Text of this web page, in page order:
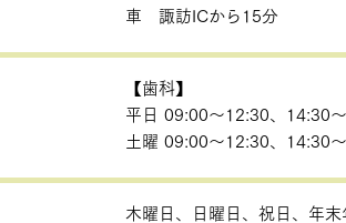
車 諏訪ICから15分
【歯科】
平日 09:00～12:30、14:30
土曜 09:00～12:30、14:30
木曜日、日曜日、祝日、年末